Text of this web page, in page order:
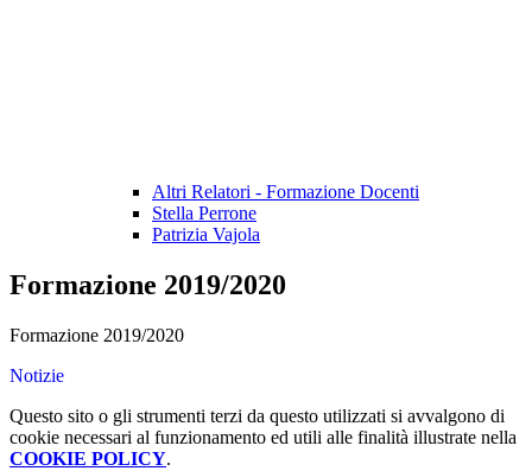
Altri Relatori - Formazione Docenti
Stella Perrone
Patrizia Vajola
Formazione 2019/2020
Formazione 2019/2020
Notizie
Questo sito o gli strumenti terzi da questo utilizzati si avvalgono di
cookie necessari al funzionamento ed utili alle finalità illustrate nella
COOKIE POLICY.